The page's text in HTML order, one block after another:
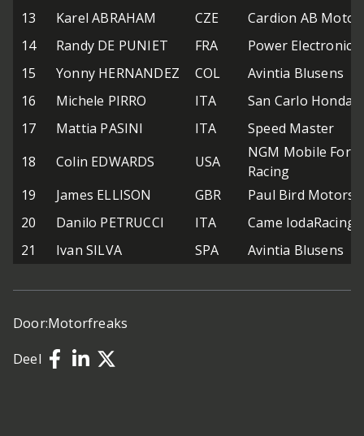
13
Karel ABRAHAM CZE
Cardion AB
14
Randy DE PUNIET FRA
Power Electronics
15
Yonny HERNANDEZ COL
Avintia Blusens
16
Michele PIRRO ITA
San Carlo Honda
17
Mattia PASINI ITA
Speed Master
18
Colin EDWARDS USA
NGM Mobile
Racing
19
James ELLISON GBR
Paul Bird
20
Danilo PETRUCCI ITA
Came IodaRacing
21
Ivan SILVA SPA Avintia Blusens
Door:Motorfreaks
Deel